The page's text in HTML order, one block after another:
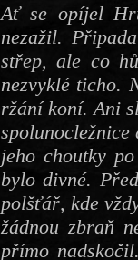
Ať se opíjel
nezažil.
střep, ale co
nezvyklé ticho.
ržání koní. Ani
spolunocležnice
jeho choutky
bylo divné.
polšťář, kde
žádnou zbraň
přímo